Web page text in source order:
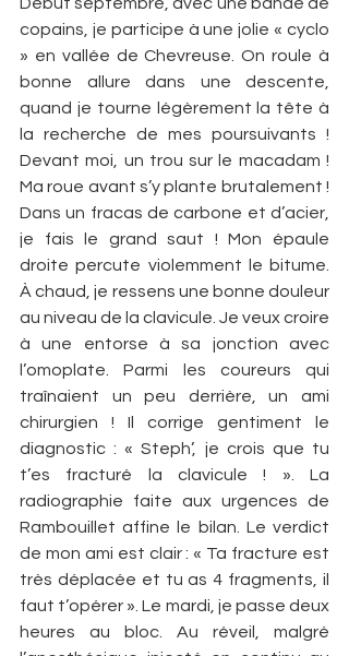
copains, je participe à une jolie « cyclo
» en vallée de Chevreuse. On roule à
bonne allure dans une descente,
quand je tourne légèrement la tête à
la recherche de mes poursuivants !
Devant moi, un trou sur le macadam !
Ma roue avant s’y plante brutalement !
Dans un fracas de carbone et d’acier,
je fais le grand saut ! Mon épaule
droite percute violemment le bitume.
À chaud, je ressens une bonne douleur
au niveau de la clavicule. Je veux croire
à une entorse à sa jonction avec
l’omoplate. Parmi les coureurs qui
traînaient un peu derrière, un ami
chirurgien ! Il corrige gentiment le
diagnostic : « Steph’, je crois que tu
t’es fracturé la clavicule ! ». La
radiographie faite aux urgences de
Rambouillet affine le bilan. Le verdict
de mon ami est clair : « Ta fracture est
très déplacée et tu as 4 fragments, il
faut t’opérer ». Le mardi, je passe deux
heures au bloc. Au réveil, malgré